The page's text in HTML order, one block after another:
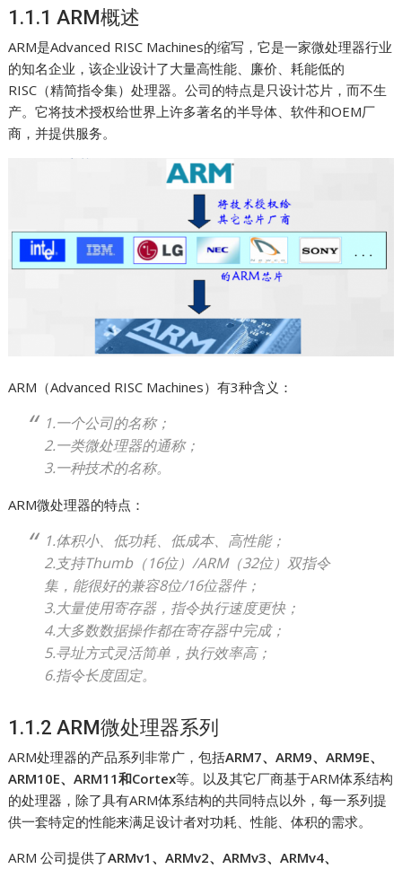
1.1.1 ARM概述
ARM是Advanced RISC Machines的缩写，它是一家微处理器行业
的知名企业，该企业设计了大量高性能、廉价、耗能低的
RISC（精简指令集）处理器。公司的特点是只设计芯片，而不生
产。它将技术授权给世界上许多著名的半导体、软件和OEM厂
商，并提供服务。
ARM（Advanced RISC Machines）有3种含义：
1.一个公司的名称；
2.一类微处理器的通称；
3.一种技术的名称。
ARM微处理器的特点：
1.体积小、低功耗、低成本、高性能；
2.支持Thumb（16位）/ARM（32位）双指令
集，能很好的兼容8位/16位器件；
3.大量使用寄存器，指令执行速度更快；
4.大多数数据操作都在寄存器中完成；
5.寻址方式灵活简单，执行效率高；
6.指令长度固定。
1.1.2 ARM微处理器系列
ARM处理器的产品系列非常广，包括ARM7、ARM9、ARM9E、
ARM10E、ARM11和Cortex等。以及其它厂商基于ARM体系结构
的处理器，除了具有ARM体系结构的共同特点以外，每一系列提
供一套特定的性能来满足设计者对功耗、性能、体积的需求。
ARM 公司提供了ARMv1、ARMv2、ARMv3、ARMv4、